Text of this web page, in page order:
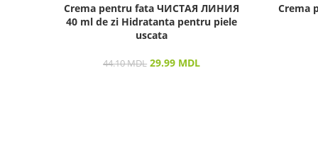
Crema pentru fata ЧИСТАЯ ЛИНИЯ
40 ml de zi Hidratanta pentru piele
uscata
44.10MDL 29.99 MDL
Crema